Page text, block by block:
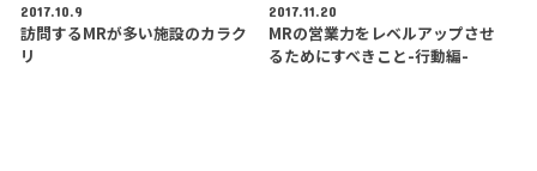
2017.10.9
訪問するMRが多い施設のカラク
リ
2017.11.20
MRの営業力をレベルアップさせ
るためにすべきこと-行動編-